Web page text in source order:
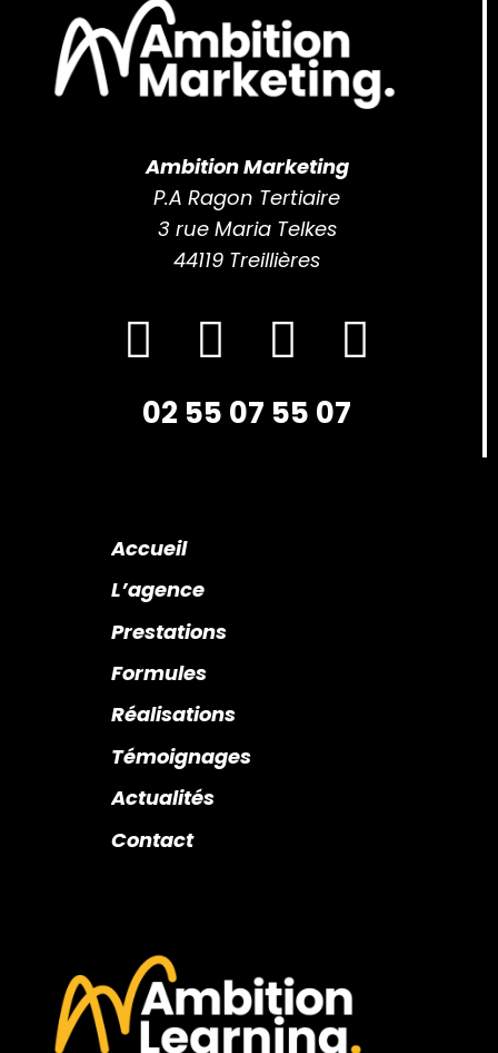
Ambition Marketing
P.A Ragon Tertiaire
3 rue Maria Telkes
44119 Treillières
02 55 07 55 07
Accueil
L’agence
Prestations
Formules
Réalisations
Témoignages
Actualités
Contact